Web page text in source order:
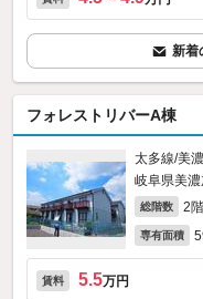
新着
フォレストリバーA棟
太多線/美
岐阜県美
総階数 2
専有面積
賃料 5.5万円